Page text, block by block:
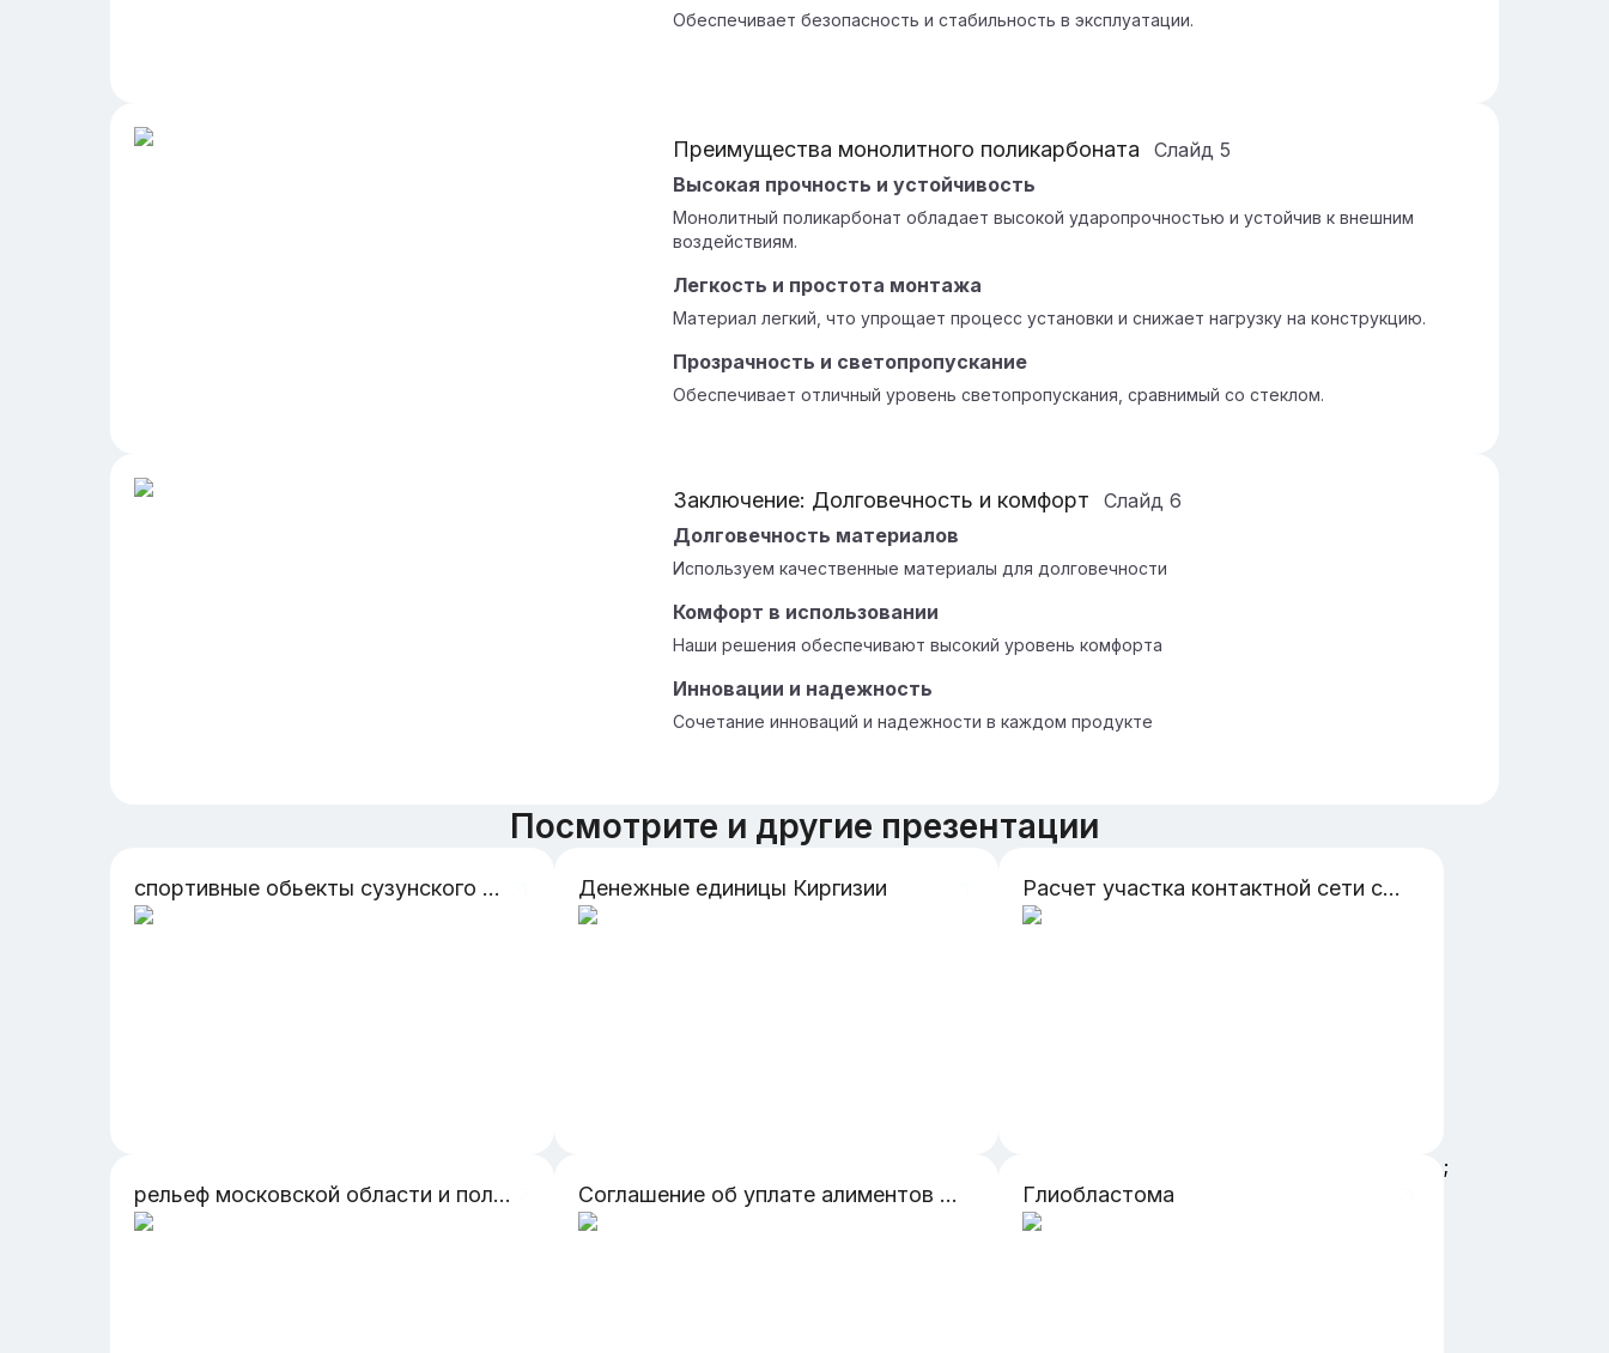
Обеспечивает безопасность и стабильность в эксплуатации.
Преимущества монолитного поликарбоната Слайд 5
Высокая прочность и устойчивость
Монолитный поликарбонат обладает высокой ударопрочностью и устойчив к внешним
воздействиям.
Легкость и простота монтажа
Материал легкий, что упрощает процесс установки и снижает нагрузку на конструкцию.
Прозрачность и светопропускание
Обеспечивает отличный уровень светопропускания, сравнимый со стеклом.
Заключение: Долговечность и комфорт Слайд 6
Долговечность материалов
Используем качественные материалы для долговечности
Комфорт в использовании
Наши решения обеспечивают высокий уровень комфорта
Инновации и надежность
Сочетание инноваций и надежности в каждом продукте
Посмотрите и другие презентации
спортивные обьекты сузунского района Денежные единицы Киргизии Расчет участка контактной сети станции Дивизионная с заменой опор и оценкой риска их отказа
рельеф московской области и полезные ископаемые Соглашение об уплате алиментов порядок заключения, порядок предоставления содержания, субъекты, практика Глиобластома
;